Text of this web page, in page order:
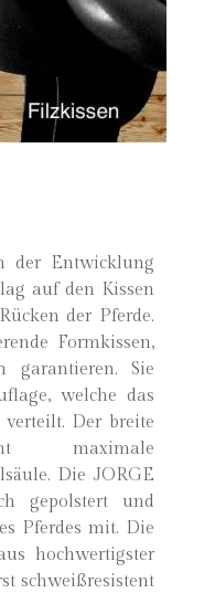
der Entwicklung
auf den Kissen
der Pferde.
Formkissen,
garantieren. Sie
welche das
Der breite
maximale
Die JORGE
gepolstert und
Pferdes mit. Die
hochwertigster
schweißresistent